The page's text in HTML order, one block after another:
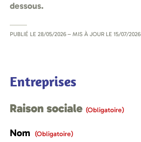
dessous.
PUBLIÉ LE 28/05/2026 – MIS À JOUR LE 15/07/2026
Entreprises
Raison sociale (obligatoire)
Nom (obligatoire)